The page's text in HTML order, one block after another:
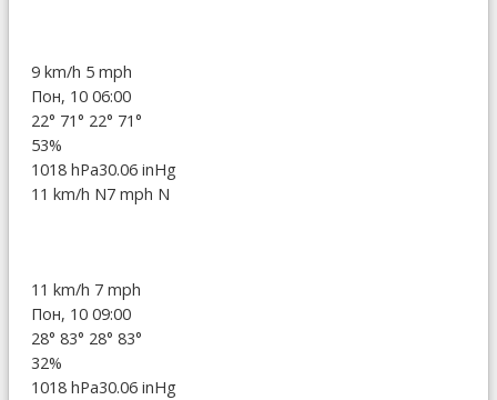
9 km/h 5 mph
Пон, 10 06:00
22° 71° 22° 71°
53%
1018 hPa30.06 inHg
11 km/h N7 mph N
11 km/h 7 mph
Пон, 10 09:00
28° 83° 28° 83°
32%
1018 hPa30.06 inHg